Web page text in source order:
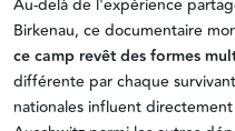
Au-delà de l'expérience
Birkenau, ce documentaire
ce camp revêt des formes
différente par chaque
nationales influent